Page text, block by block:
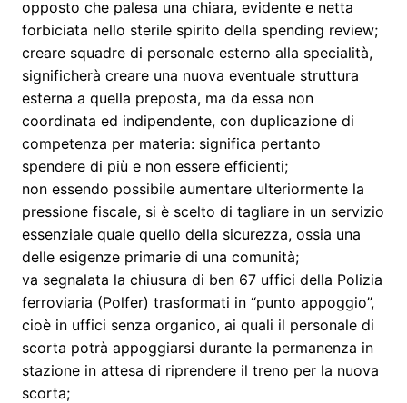
opposto che palesa una chiara, evidente e netta
forbiciata nello sterile spirito della spending review;
creare squadre di personale esterno alla specialità,
significherà creare una nuova eventuale struttura
esterna a quella preposta, ma da essa non
coordinata ed indipendente, con duplicazione di
competenza per materia: significa pertanto
spendere di più e non essere efficienti;
non essendo possibile aumentare ulteriormente la
pressione fiscale, si è scelto di tagliare in un servizio
essenziale quale quello della sicurezza, ossia una
delle esigenze primarie di una comunità;
va segnalata la chiusura di ben 67 uffici della Polizia
ferroviaria (Polfer) trasformati in “punto appoggio”,
cioè in uffici senza organico, ai quali il personale di
scorta potrà appoggiarsi durante la permanenza in
stazione in attesa di riprendere il treno per la nuova
scorta;